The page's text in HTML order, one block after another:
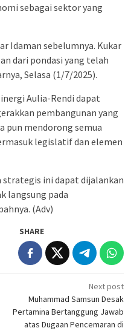
sebagai sektor yang
Idaman sebelumnya. Kukar
dari pondasi yang telah
Selasa (1/7/2025).
Aulia-Rendi dapat
pembangunan yang
pun mendorong semua
legislatif dan elemen
ini dapat dijalankan
langsung pada
(Adv)
SHARE
Next post
Muhammad Samsun Desak
Pertamina Bertanggung Jawab
atas Dugaan Pencemaran di